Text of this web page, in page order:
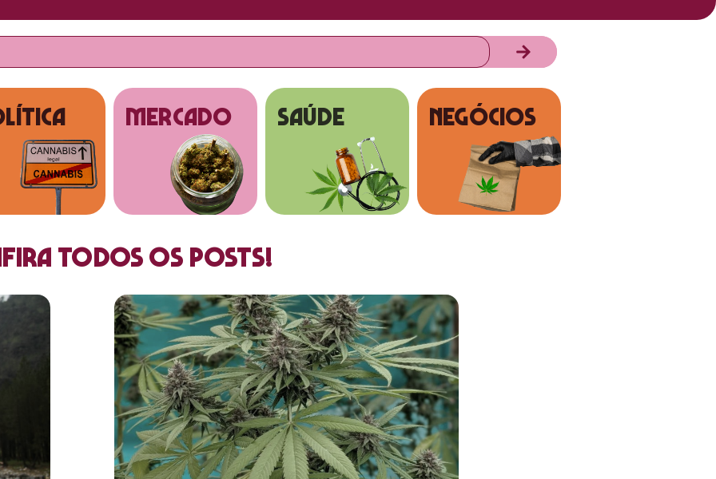
MERCADO SAÚDE NEGÓCIOS
todos os posts!